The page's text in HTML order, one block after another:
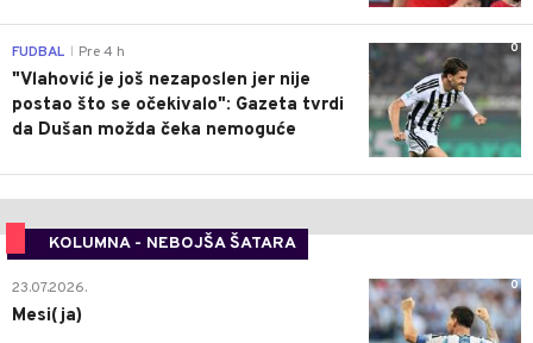
0
FUDBAL Pre 4 h
"Vlahović je još nezaposlen jer nije
postao što se očekivalo": Gazeta tvrdi
da Dušan možda čeka nemoguće
KOLUMNA - NEBOJŠA ŠATARA
0
23.07.2026.
Mesi(ja)